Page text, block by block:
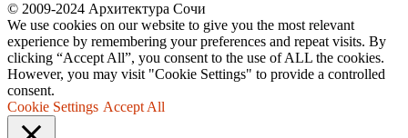
© 2009-2024 Архитектура Сочи
We use cookies on our website to give you the most relevant
experience by remembering your preferences and repeat visits. By
clicking “Accept All”, you consent to the use of ALL the cookies.
However, you may visit "Cookie Settings" to provide a controlled
consent.
Cookie Settings Accept All